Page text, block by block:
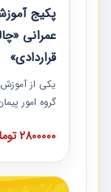
پکیج
عمرانی
قراردادی»
یکی از
گروه امور
های
است که در
مدارک پیمان
2800000 تومان